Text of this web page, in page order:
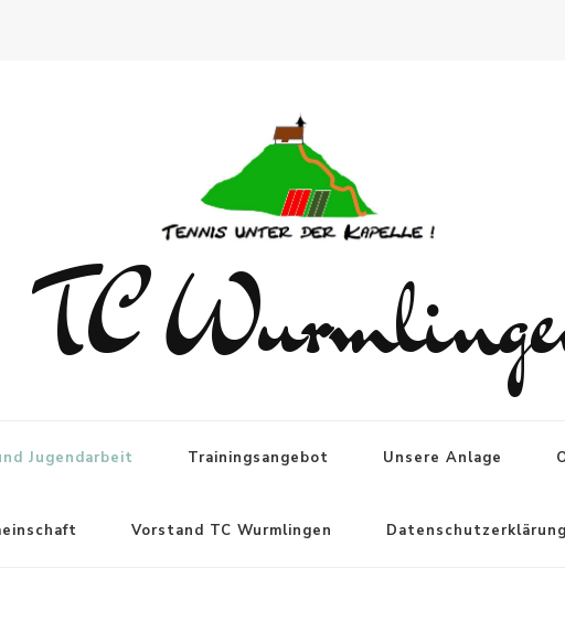
TC
Jugendarbeit Trainingsangebot Unsere Anlage
Vorstand TC Wurmlingen